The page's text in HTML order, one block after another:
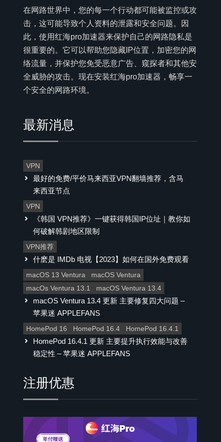
在网路世界中，您的每一个行动都可能被监控或攻
击，这可能导致个人资料的泄露和安全问题。因
此，使用红海pro加速器来保护自己的网路隐私是
很重要的。它可以帮助您隐藏IP位置，加密您的网
络流量，并保护您免受恶意广告、窥探者和其他安
全威胁的攻击。现在安装红海pro加速器，畅享一
个安全的网路环境。
最新消息
VPN
最好的免费/平价马来西亚VPN翻墙推荐，含马
来西亚节点
VPN
《韩国 VPN推荐》一键获得韩国IP位址｜教你如
何破解韩剧地区限制
VPN推荐
什麽是 IMDb 电视【2023】如何在国外免费观看
macOS 13 Ventura
macOS Ventura
macOs Ventura 13.1
macOS Ventura 13.4
macOS Ventura 13.4 更新 主要修复四大问题 –
苹果迷 APPLEFANS
HomePod 16 HomePod 16.4 HomePod 16.4.1
HomePod 16.4.1 更新 主要提升执行效能与改善
稳定性 – 苹果迷 APPLEFANS
注册优惠